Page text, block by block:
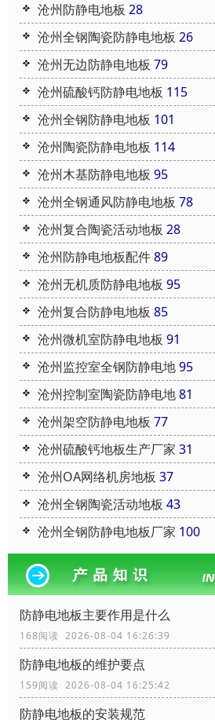
沧州防静电地板 28
沧州全钢陶瓷防静电地板 26
沧州无边防静电地板 79
沧州硫酸钙防静电地板 115
沧州全钢防静电地板 101
沧州陶瓷防静电地板 114
沧州木基防静电地板 95
沧州全钢通风防静电地板 78
沧州复合陶瓷活动地板 28
沧州防静电地板配件89
沧州无机质防静电地板 95
沧州复合防静电地板 85
沧州微机室防静电地板 91
沧州监控室全钢防静电地95
沧州控制室陶瓷防静电地81
沧州架空防静电地板 77
沧州硫酸钙地板生产厂家 31
沧州OA网络机房地板 37
沧州全钢陶瓷活动地板 43
沧州全钢防静电地板厂家 100
防静电地板主要作用是什么
168阅读 2026-08-04 16:26:39
防静电地板的维护要点
159阅读 2026-08-04 16:25:42
防静电地板的安装规范